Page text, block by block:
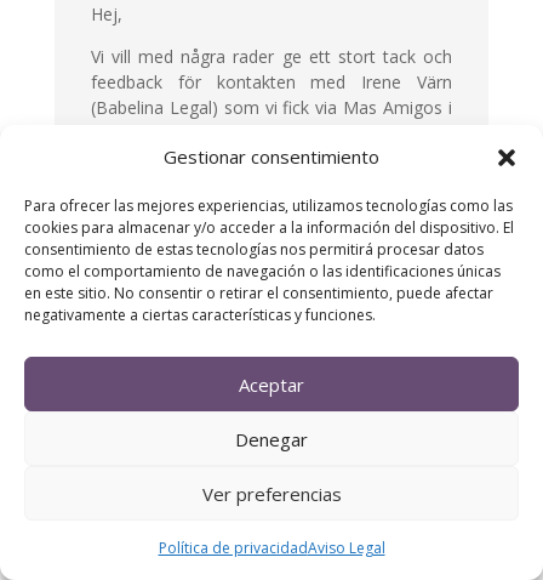
Gestionar consentimiento
Para ofrecer las mejores experiencias, utilizamos tecnologías como las
cookies para almacenar y/o acceder a la información del dispositivo. El
consentimiento de estas tecnologías nos permitirá procesar datos
como el comportamiento de navegación o las identificaciones únicas
en este sitio. No consentir o retirar el consentimiento, puede afectar
negativamente a ciertas características y funciones.
Aceptar
Denegar
Ver preferencias
Política de privacidadAviso Legal
Hej,
Vi vill med några rader ge ett stort tack och
feedback för kontakten med Irene Värn
(Babelina Legal) som vi fick via Mas Amigos i
arvskifte, en donation, testamenten samt
invecklade grannföreningsmöten och
protokoll.
Jag tog slutligen över min mors hus i
Torrevieja efter en process som började
2009 då min far gick bort, utan upprättat
testamente. Processen förlöpte utan synbart
slut då Notarien hävdade att spansk lag
krävde att barnen skulle ärva fadern, till saken
hör att vi är 8 syskon + ett syskonbarn. Vi
skulle således tvingas ta fram över 9
helt stilla mellan 2009 och juni 2017 och